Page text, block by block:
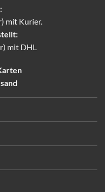
mit Kurier.
mit DHL